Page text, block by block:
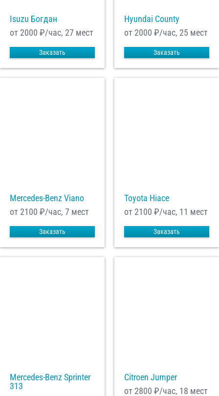
Isuzu Богдан
от 2000 ₽/час, 27 мест
Заказать
Hyundai County
от 2000 ₽/час, 25 мест
Заказать
Mercedes-Benz Viano
от 2100 ₽/час, 7 мест
Заказать
Toyota Hiace
от 2100 ₽/час, 11 мест
Заказать
Mercedes-Benz Sprinter
313
Citroen Jumper
от 2800 ₽/час, 18 мест